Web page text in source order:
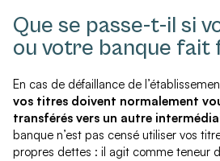
Que se passe-t-il si
ou votre banque fait
En cas de défaillance de
vos titres doivent normalement
transférés vers un autre
banque n’est pas censé utiliser vos
propres dettes : il agit comme teneur